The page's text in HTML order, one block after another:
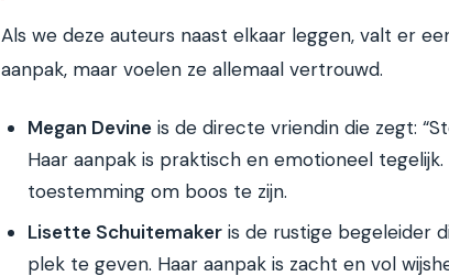
Als we deze auteurs naast elkaar leggen, valt er
aanpak, maar voelen ze allemaal vertrouwd.
Megan Devine is de directe vriendin die zegt:
Haar aanpak is praktisch en emotioneel
toestemming om boos te zijn.
Lisette Schuitemaker is de rustige begeleider
plek te geven. Haar aanpak is zacht en vol